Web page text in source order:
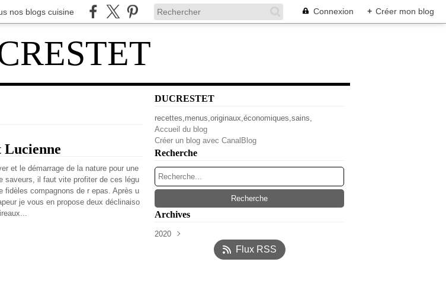
nos blogs cuisine Connexion + Créer mon blog
Lucienne
et le démarrage de la nature pour une
saveurs, il faut vite profiter de ces légu
fidèles compagnons de r epas. Après u
je vous en propose deux déclinaiso
DUCRESTET
recettes,menus,originaux,économiques,sains,
Accueil du blog
Créer un blog avec CanalBlog
Recherche
Archives
2020
Flux RSS